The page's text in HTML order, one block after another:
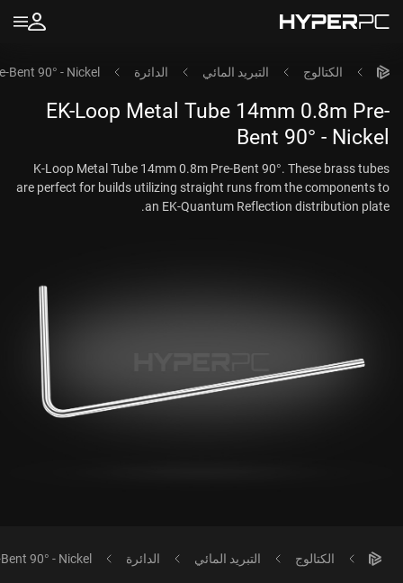
الكتالوج التبريد المائي الدائرة Bent 90° - Nickel
EK-Loop Metal Tube 14mm 0.8m Pre-
Bent 90° - Nickel
K-Loop Metal Tube 14mm 0.8m Pre-Bent 90°. These brass tubes
are perfect for builds utilizing straight runs from the components to
an EK-Quantum Reflection distribution plate.
الكتالوج التبريد المائي الدائرة 90° - Nickel